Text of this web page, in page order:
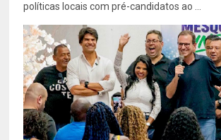
políticas locais com pré-candidatos ao ...